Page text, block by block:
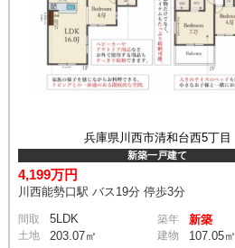
兵庫県川西市清和台西5丁目
新築一戸建て
4,199万円
川西能勢口駅 バス19分 停歩3分
間取 5LDK 築年 新築
土地 203.07㎡ 建物 107.05㎡